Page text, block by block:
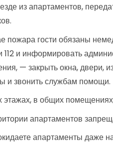
из апартаментов,
пожара гости обязаны
и информировать
— закрыть окна, двери,
и звонить службам помощи.
этажах, в общих
апартаментов
апартаменты даже